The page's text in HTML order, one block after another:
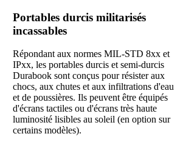
Portables durcis militarisés
incassables
Répondant aux normes MIL-STD 8xx et
IPxx, les portables durcis et semi-durcis
Durabook sont conçus pour résister aux
chocs, aux chutes et aux infiltrations d'eau
et de poussières. Ils peuvent être équipés
d'écrans tactiles ou d'écrans très haute
luminosité lisibles au soleil (en option sur
certains modèles).